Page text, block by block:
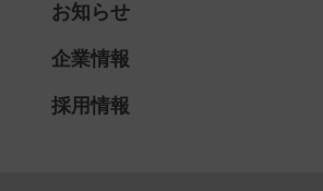
お知らせ
企業情報
採用情報